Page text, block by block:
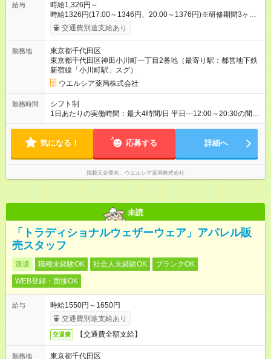
給与
時給1,326円～
時給1326円(17:00～1346円、20:00～1376円)※研修期間3ヶ月
以降、社内試験による更新判定あり 社内試験合格後、時給＋50
～100円の昇給あり （大学生は＋20円） 試用期間あり：入社日
期間あり 試用期間の長さ：3ヶ月 雇用形態、給与は本採用時と
同じです。
交通費別途支給あり
勤務地
東京都千代田区
東京都千代田区神田小川町一丁目2番地（最寄り駅：都営地下鉄
新宿線「小川町駅」スグ）
ウエルシア薬局株式会社
勤務時間
シフト制
1日あたりの実働時間：最大4時間/日 平日---12:00～20:30の間で
1日4時間の勤務 ☆週2～5日の勤務 ※勤務曜日応相談 ☆未経験・
気になる！ 応募する 詳細へ
掲載元企業名 ウエルシア薬局株式会社
未読
「トラディショナルウェザーウェア」アパレル販
売スタッフ
派遣 職種未経験OK 社会人未経験OK
ブランクOK
WEB登録・面接OK
給与
時給1550円～1650円
交通費別途支給あり
交通費 【交通費全額支給】
勤務地
東京都千代田区